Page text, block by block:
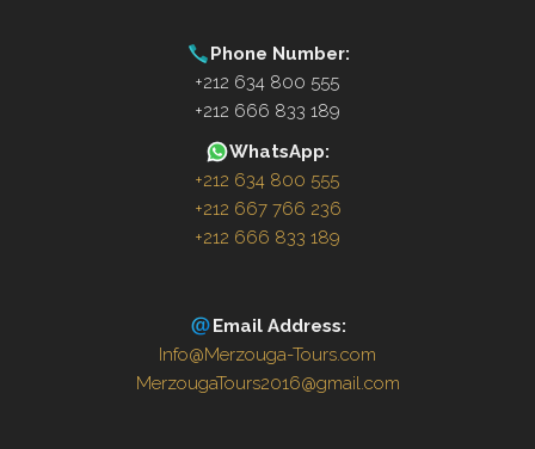
Phone Number:
+212 634 800 555
+212 666 833 189
WhatsApp:
+212 634 800 555
+212 667 766 236
+212 666 833 189
Email Address:
Info@Merzouga-Tours.com
MerzougaTours2016@gmail.com